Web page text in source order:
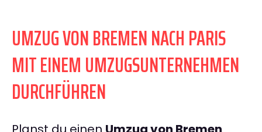
UMZUG VON BREMEN NACH PARIS
MIT EINEM UMZUGSUNTERNEHMEN
DURCHFÜHREN